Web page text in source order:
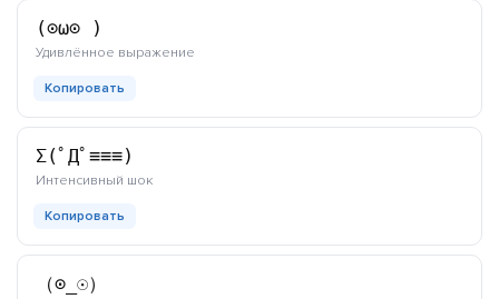
(⊙ω⊙ )
Удивлённое выражение
Копировать
Σ(ﾟДﾟ≡≡≡)
Интенсивный шоккаомодзи
Копировать
（⊙_☉）